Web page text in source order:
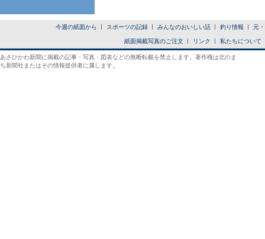
今週の紙面から スポーツの記録 みんなのおいしい話 釣り情報 元
紙面掲載写真のご注文 リンク 私たちについて
あさひかわ新聞に掲載の記事・写真・図表などの無断転載を禁止します。著作権は北のま
ち新聞社またはその情報提供者に属します。